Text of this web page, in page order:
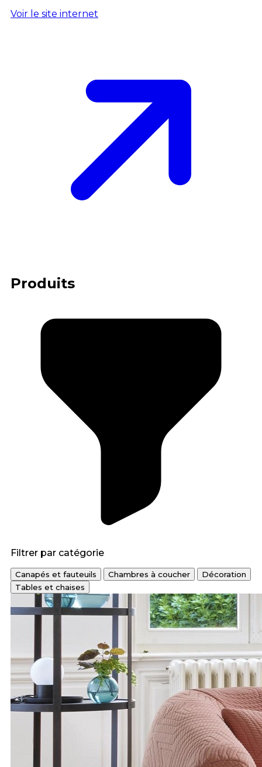
Voir le site internet
Produits
Filtrer par catégorie
Canapés et fauteuils Chambres à coucher
Décoration
Tables et chaises